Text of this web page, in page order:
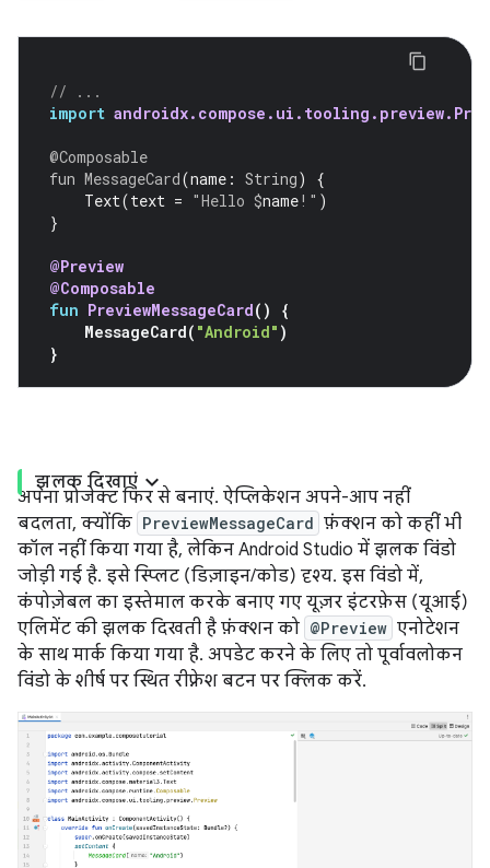
// ...
import
@Composable
fun MessageCard(name : String)
{
Text(text = "Hello $name!" )
}
@Preview
@Composable
fun PreviewMessageCard()
{
MessageCard( "Android" )
}
झलक दिखाएं
अपना प्रोजेक्ट फिर से बनाएं. ऐप्लिकेशन अपने-आप नहीं
बदलता, क्योंकि PreviewMessageCard फ़ंक्शन को कहीं भी
कॉल नहीं किया गया है, लेकिन Android Studio में झलक विंडो
जोड़ी गई है. इसे स्प्लिट (डिज़ाइन/कोड) दृश्य. इस विंडो में,
कंपोज़ेबल का इस्तेमाल करके बनाए गए यूज़र इंटरफ़ेस (यूआई)
एलिमेंट की झलक दिखती है फ़ंक्शन को @Preview एनोटेशन
के साथ मार्क किया गया है. अपडेट करने के लिए तो पूर्वावलोकन
विंडो के शीर्ष पर स्थित रीफ़्रेश बटन पर क्लिक करें.